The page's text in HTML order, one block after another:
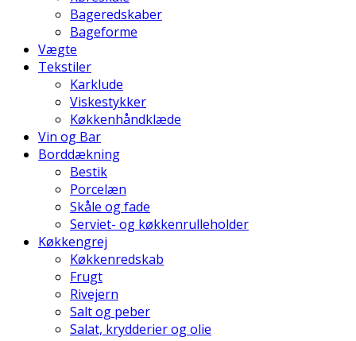
Bageredskaber
Bageforme
Vægte
Tekstiler
Karklude
Viskestykker
Køkkenhåndklæde
Vin og Bar
Borddækning
Bestik
Porcelæn
Skåle og fade
Serviet- og køkkenrulleholder
Køkkengrej
Køkkenredskab
Frugt
Rivejern
Salt og peber
Salat, krydderier og olie